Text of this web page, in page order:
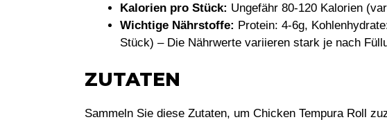
Kalorien pro Stück: Ungefähr 80-120 Kalorien
Wichtige Nährstoffe: Protein: 4-6g,
Stück) – Die Nährwerte variieren stark je nach
ZUTATEN
Sammeln Sie diese Zutaten, um Chicken Tempura Roll